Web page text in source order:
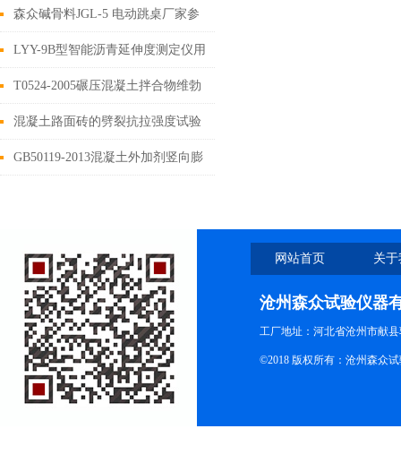
作原理
森众碱骨料JGL-5 电动跳桌厂家参
数
LYY-9B型智能沥青延伸度测定仪用
途及性能
T0524-2005碾压混凝土拌合物维勃
稠度仪VC法
混凝土路面砖的劈裂抗拉强度试验
方法
GB50119-2013混凝土外加剂竖向膨
网站首页 关
沧州森众试验仪器
工厂地址：河北省沧州市献
©2018 版权所有：沧州森众